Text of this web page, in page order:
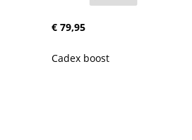
€ 79,95
Cadex boost